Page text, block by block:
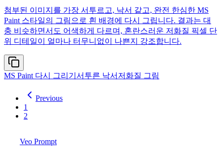
첨부된 이미지를 가장 서투르고, 낙서 같고, 완전 한심한 MS
Paint 스타일의 그림으로 흰 배경에 다시 그립니다. 결과는 대
충 비슷하면서도 어색하게 다르며, 혼란스러운 저화질 픽셀 단
위 디테일이 얼마나 터무니없이 나쁜지 강조합니다.
MS Paint 다시 그리기 서투른 낙서 저화질 그림
Previous
1
2
Veo Prompt